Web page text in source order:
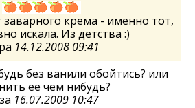
крема - именно тот,
искала. Из детства :)
14.12.2008 09:41
без ванили обойтись? или
ее чем нибудь?
16.07.2009 10:47